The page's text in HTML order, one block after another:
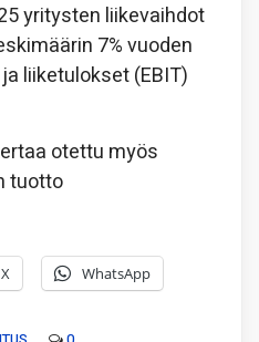
yritysten liikevaihdot
7% vuoden
liiketulokset (EBIT)
otettu myös
tuotto
X WhatsApp